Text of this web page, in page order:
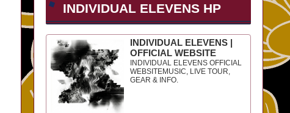
INDIVIDUAL ELEVENS HP
INDIVIDUAL ELEVENS |
OFFICIAL WEBSITE
INDIVIDUAL ELEVENS OFFICIAL
WEBSITEMUSIC, LIVE TOUR,
GEAR & INFO.